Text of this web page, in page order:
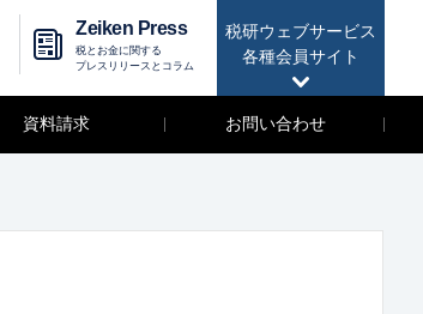
税研ウェブサービス
各種会員サイト
Zeiken Press
税とお金に関する
プレスリリースとコラム
資料請求 お問い合わせ